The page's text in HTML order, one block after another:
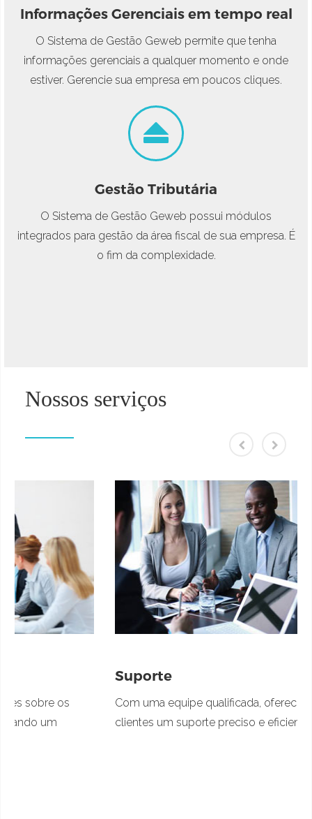
Informações Gerenciais em tempo real
O Sistema de Gestão Geweb permite que tenha
informações gerenciais a qualquer momento e onde
estiver. Gerencie sua empresa em poucos cliques.
Gestão Tributária
O Sistema de Gestão Geweb possui módulos
integrados para gestão da área fiscal de sua empresa. É
o fim da complexidade.
Nossos serviços
Com uma equipe qualificada, oferecemos aos
clientes um suporte preciso e eficiente.